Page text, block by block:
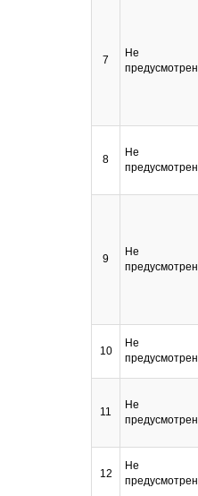
7
Не
предусмотрен
8
Не
предусмотрен
9
Не
предусмотрен
10
Не
предусмотрен
11
Не
предусмотрен
12
Не
предусмотрен